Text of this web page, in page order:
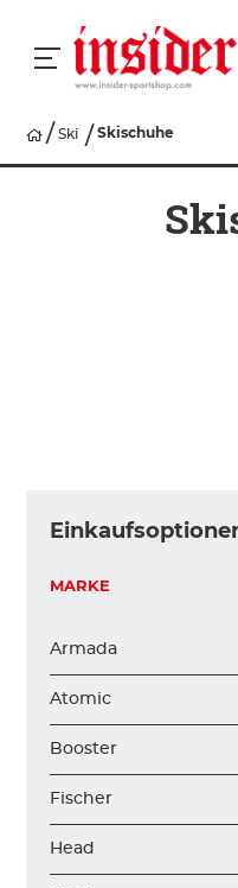
RACING
KINDER
VERLEIH
DAS IST INSIDER
Ski Skischuhe
MARKE
Armada
Atomic
Booster
Fischer
Head